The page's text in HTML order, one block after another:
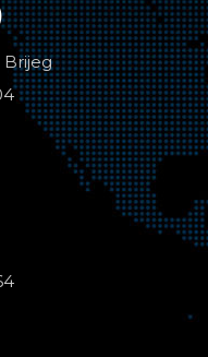
Brijeg